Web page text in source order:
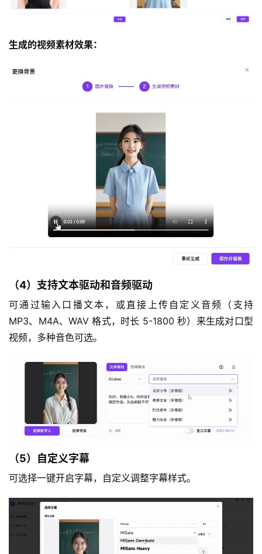
生成的视频素材效果：
（4）支持文本驱动和音频驱动
可通过输入口播文本，或直接上传自定义音频（支持
MP3、M4A、WAV 格式，时长 5-1800 秒）来生成对口型
视频，多种音色可选。
（5）自定义字幕
可选择一键开启字幕，自定义调整字幕样式。